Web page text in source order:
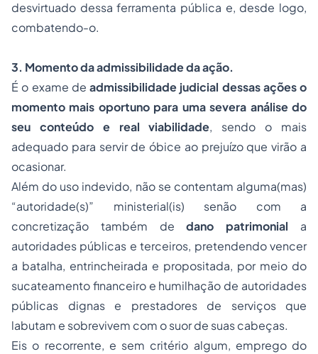
desvirtuado dessa ferramenta pública e, desde logo,
combatendo-o.
3. Momento da admissibilidade da ação.
É o exame de admissibilidade judicial dessas ações o
momento mais oportuno para uma severa análise do
seu conteúdo e real viabilidade, sendo o mais
adequado para servir de óbice ao prejuízo que virão a
ocasionar.
Além do uso indevido, não se contentam alguma(mas)
“autoridade(s)” ministerial(is) senão com a
concretização também dedano patrimonial a
autoridades públicas e terceiros, pretendendo vencer
a batalha, entrincheirada e propositada, por meio do
sucateamento financeiro e humilhação de autoridades
públicas dignas e prestadores de serviços que
labutam e sobrevivem com o suor de suas cabeças.
Eis o recorrente, e sem critério algum, emprego do